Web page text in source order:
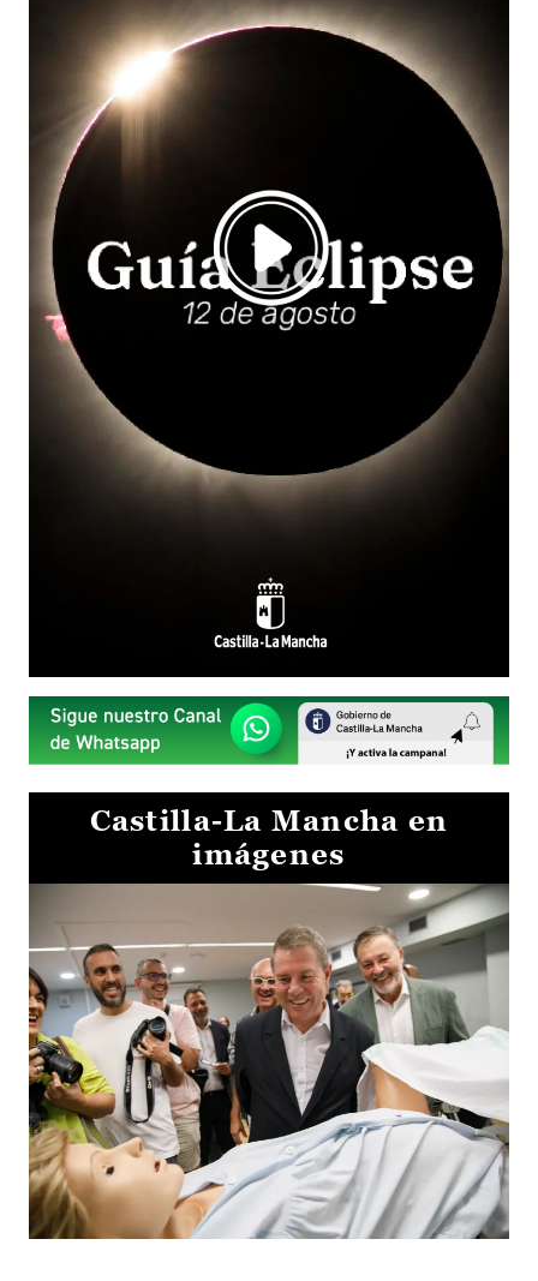
Castilla-La Mancha en
imágenes